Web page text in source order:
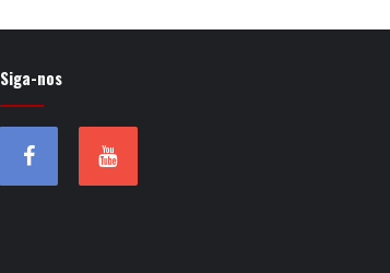
Siga-nos